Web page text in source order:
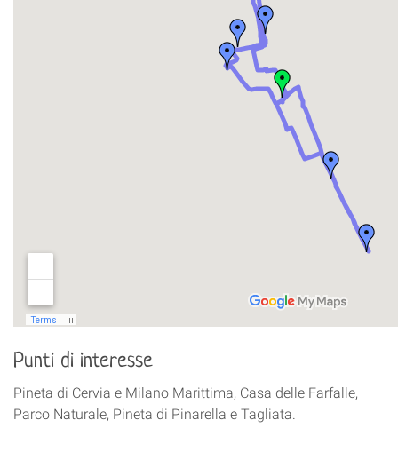
Punti di interesse
Pineta di Cervia e Milano Marittima, Casa delle Farfalle,
Parco Naturale, Pineta di Pinarella e Tagliata.